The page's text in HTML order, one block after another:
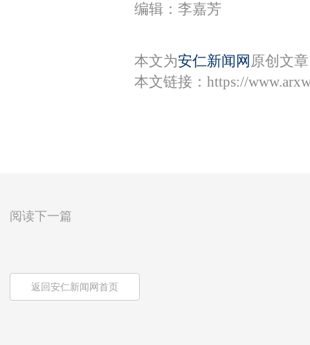
编辑：李嘉芳
本文为安仁新闻网 原创文
本文链接： https://
阅读下一篇
返回安仁新闻网首页